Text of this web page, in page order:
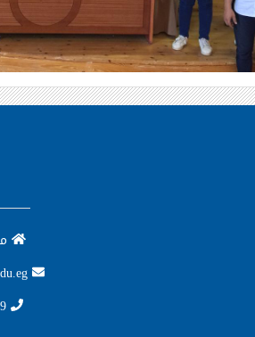
Nursing@nur.kfs.edu.eg